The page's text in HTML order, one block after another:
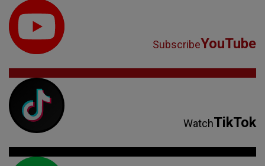
SubscribeYouTube
WatchTikTok